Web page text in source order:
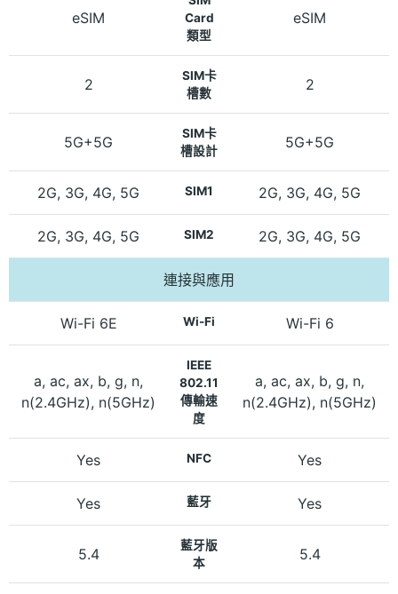
eSIM
Card
類型
eSIM
2
SIM卡
槽數
2
5G+5G
SIM卡
槽設計
5G+5G
2G, 3G, 4G, 5G SIM1 2G, 3G, 4G, 5G
2G, 3G, 4G, 5G SIM2 2G, 3G, 4G, 5G
連接與應用
Wi-Fi 6E Wi-Fi Wi-Fi 6
a, ac, ax, b, g, n,
n(2.4GHz), n(5GHz)
IEEE
802.11
傳輸速
度
a, ac, ax, b, g, n,
n(2.4GHz), n(5GHz)
Yes NFC Yes
Yes 藍牙 Yes
5.4
藍牙版
本
5.4